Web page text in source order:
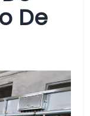
De